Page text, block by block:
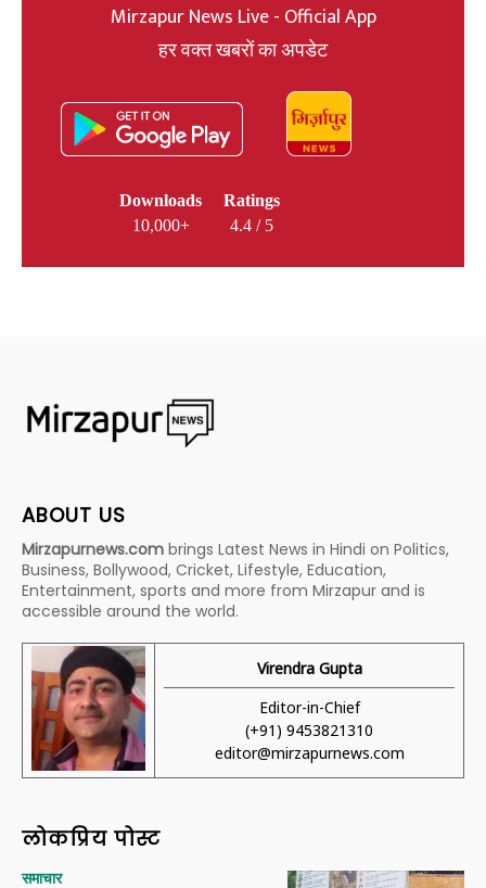
Mirzapur News Live - Official App
हर वक्त खबरों का अपडेट
Downloads
10,000+
Ratings
4.4 / 5
ABOUT US
Mirzapurnews.com brings Latest News in Hindi on Politics,
Business, Bollywood, Cricket, Lifestyle, Education,
Entertainment, sports and more from Mirzapur and is
accessible around the world.
Virendra Gupta
Editor-in-Chief
(+91) 9453821310
editor@mirzapurnews.com
लोकप्रिय पोस्ट
समाचार